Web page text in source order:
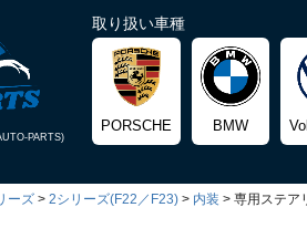
PARTS)
取り扱い車種
PORSCHE BMW
ーズ 2シリーズ(F22／F23) 内装 専用ステア